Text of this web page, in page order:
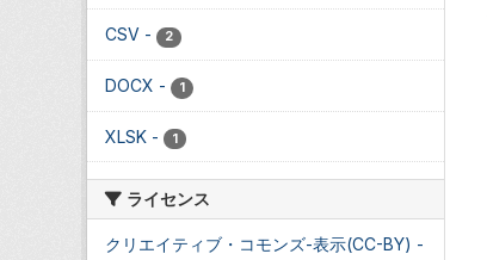
CSV - 2
DOCX - 1
XLSK - 1
ライセンス
クリエイティブ・コモンズ-表示(CC-BY) -